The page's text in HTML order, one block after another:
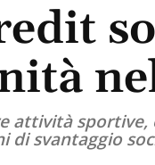
attività sportive,
di svantaggio